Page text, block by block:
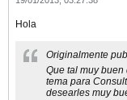
Hola
Originalmente
Que tal muy
tema para
desearles muy